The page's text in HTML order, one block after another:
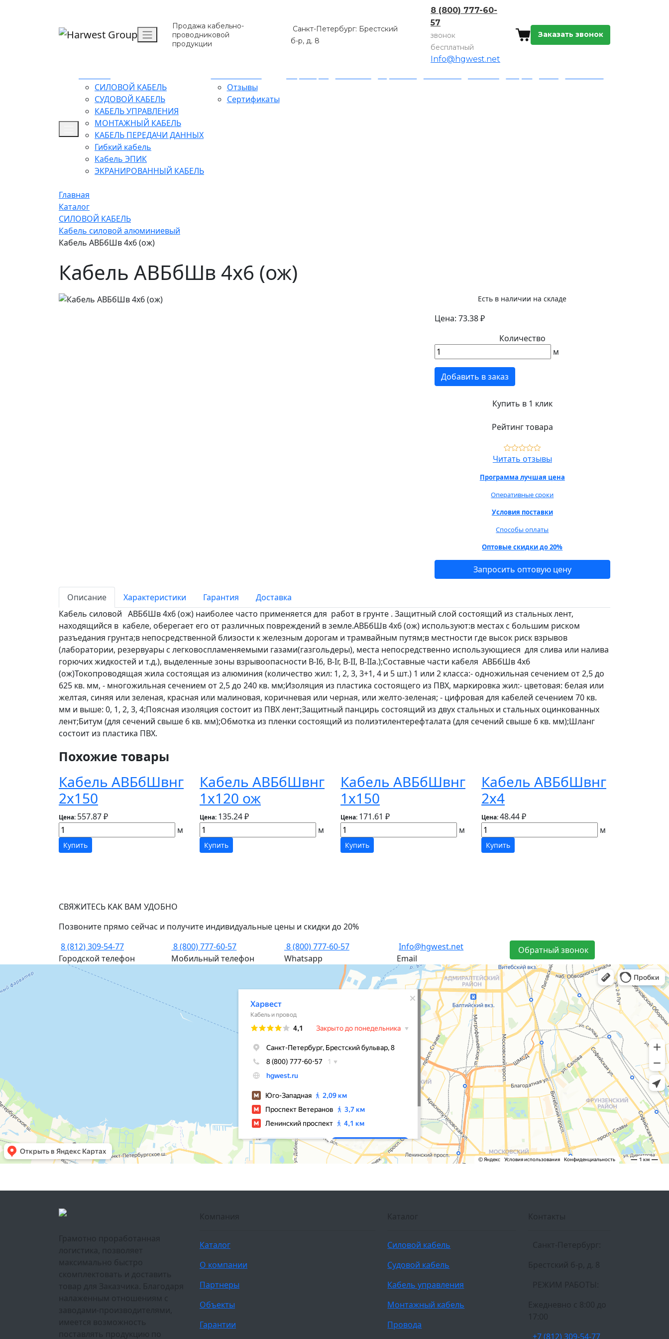
Продажа кабельно-
проводниковой
продукции
Санкт-Петербург: Брестский
б-р, д. 8
8 (800) 777-60-
57
звонок
бесплатный
Info@hgwest.net
Заказать звонок
СИЛОВОЙ КАБЕЛЬ
СУДОВОЙ КАБЕЛЬ
КАБЕЛЬ УПРАВЛЕНИЯ
МОНТАЖНЫЙ КАБЕЛЬ
КАБЕЛЬ ПЕРЕДАЧИ ДАННЫХ
Гибкий кабель
Кабель ЭПИК
ЭКРАНИРОВАННЫЙ КАБЕЛЬ
Отзывы
Сертификаты
Главная
Каталог
СИЛОВОЙ КАБЕЛЬ
Кабель силовой алюминиевый
Кабель АВБбШв 4х6 (ож)
Кабель АВБбШв 4х6 (ож)
Есть в наличии на складе
Цена: 73.38 ₽
Количество
м
Добавить в заказ
Купить в 1 клик
Рейтинг товара
Читать отзывы
Программа лучшая цена
Оперативные сроки
Условия поставки
Способы оплаты
Оптовые скидки до 20%
Запросить оптовую цену
Описание Характеристики Гарантия
Доставка
Кабель силовой АВБбШв 4х6 (ож) наиболее часто применяется для работ в грунте . Защитный слой состоящий из стальных лент,
находящийся в кабеле, оберегает его от различных повреждений в земле.АВБбШв 4х6 (ож) используют:в местах с большим риском
разъедания грунта;в непосредственной близости к железным дорогам и трамвайным путям;в местности где высок риск взрывов
(лаборатории, резервуары с легковоспламеняемыми газами(газгольдеры), места непосредственно использующиеся для слива или налива
горючих жидкостей и т.д.), выделенные зоны взрывоопасности B-I6, B-Ir, B-II, В-IIа.);Составные части кабеля АВБбШв 4х6
(ож)Токопроводящая жила состоящая из алюминия (количество жил: 1, 2, 3, 3+1, 4 и 5 шт.) 1 или 2 класса:- одножильная сечением от 2,5 до
625 кв. мм, - многожильная сечением от 2,5 до 240 кв. мм;Изоляция из пластика состоящего из ПВХ, маркировка жил:- цветовая: белая или
желтая, синяя или зеленая, красная или малиновая, коричневая или черная, или желто-зеленая; - цифровая для кабелей сечением 70 кв.
мм и выше: 0, 1, 2, 3, 4;Поясная изоляция состоит из ПВХ лент;Защитный панцирь состоящий из двух стальных и стальных оцинкованных
лент;Битум (для сечений свыше 6 кв. мм);Обмотка из пленки состоящий из полиэтилентерефталата (для сечений свыше 6 кв. мм);Шланг
состоит из пластика ПВХ.
Похожие товары
Кабель АВБбШвнг
2х150
Цена: 557.87 ₽
м
Купить
Кабель АВБбШвнг
1х120 ож
Цена: 135.24 ₽
м
Купить
Кабель АВБбШвнг
1х150
Цена: 171.61 ₽
м
Купить
Кабель АВБбШвнг
2х4
Цена:48.44 ₽
м
Купить
СВЯЖИТЕСЬ КАК ВАМ УДОБНО
Позвоните прямо сейчас и получите индивидуальные цены и скидки до 20%
8 (812) 309-54-77
Городской телефон
8 (800) 777-60-57
Мобильный телефон
8 (800) 777-60-57
Whatsapp
Info@hgwest.net
Email
Обратный звонок
Грамотно проработанная
логистика, позволяет
максимально быстро
скомплектовать и доставить
товар для Заказчика. Благодаря
налаженным отношениям с
заводами-производителями,
имеется возможность
поставлять продукцию по
Компания
Каталог
О компании
Партнеры
Объекты
Гарантии
Каталог
Силовой кабель
Судовой кабель
Кабель управления
Монтажный кабель
Провода
Контакты
Санкт-Петербург:
Брестский б-р, д. 8
РЕЖИМ РАБОТЫ:
Ежедневно c 8:00 до
17:00
+7 (812) 309-54-77